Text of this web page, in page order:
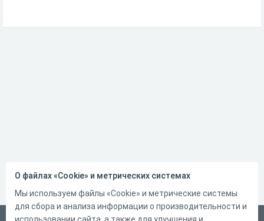
О файлах «Cookie» и метрических системах
Мы используем файлы «Cookie» и метрические системы
для сбора и анализа информации о производительности и